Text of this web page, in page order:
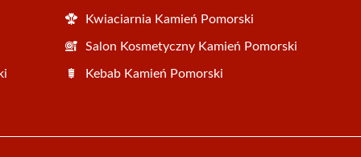
Kwiaciarnia Kamień Pomorski
Salon Kosmetyczny Kamień Pomorski
Kebab Kamień Pomorski